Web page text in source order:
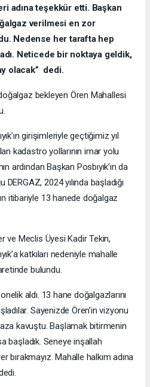
adına teşekkür etti. Başkan
verilmesi en zor
Nedense her tarafta hep
Neticede bir noktaya geldik,
olacak” dedi.
bekleyen Ören Mahallesi
girişimleriyle geçtiğimiz yıl
kadastro yollarının imar yolu
ardından Başkan Posbıyık’ın da
2024 yılında başladığı
itibariyle 13 hanede doğalgaz
ve Meclis Üyesi Kadir Tekin,
katkıları nedeniyle mahalle
bulundu.
aldı. 13 hane doğalgazlarını
Sayenizde Ören’in vizyonu
kavuştu. Başlamak bitirmenin
başladık. Seneye inşallah
bırakmayız. Mahalle halkım adına